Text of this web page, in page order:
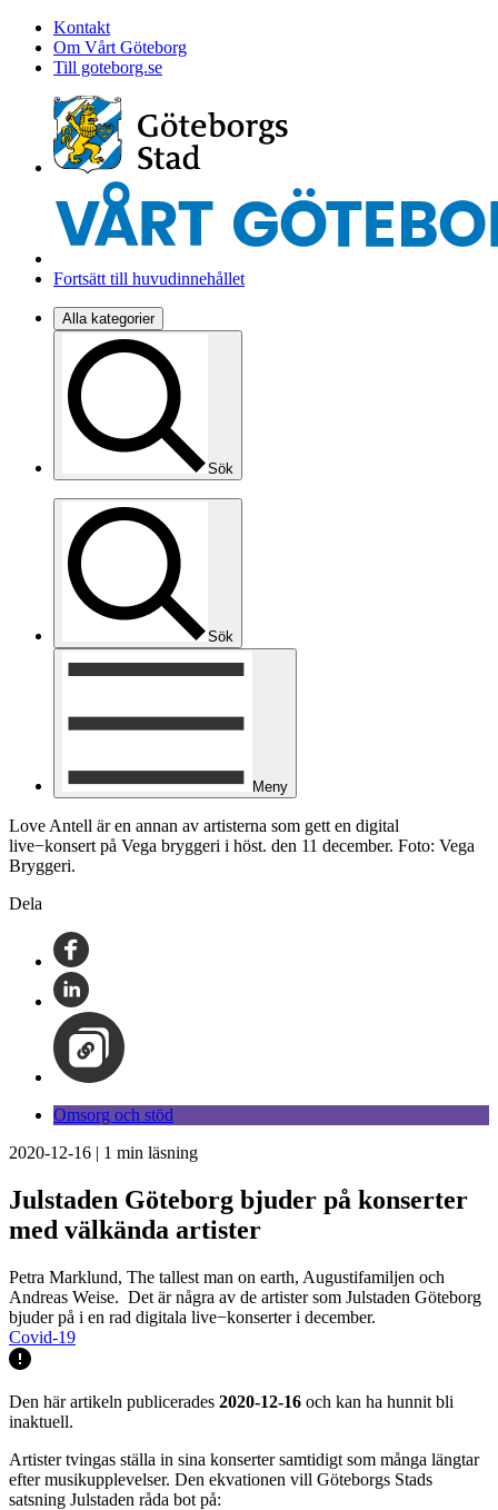
Kontakt
Om Vårt Göteborg
Till goteborg.se
Fortsätt till huvudinnehållet
Alla kategorier
Sök
Sök
Meny
Love Antell är en annan av artisterna som gett en digital
live−konsert på Vega bryggeri i höst. den 11 december. Foto: Vega
Bryggeri.
Dela
Omsorg och stöd
2020-12-16 | 1 min läsning
Julstaden Göteborg bjuder på konserter
med välkända artister
Petra Marklund, The tallest man on earth, Augustifamiljen och
Andreas Weise. Det är några av de artister som Julstaden Göteborg
bjuder på i en rad digitala live−konserter i december.
Covid-19
Den här artikeln publicerades 2020-12-16 och kan ha hunnit bli
inaktuell.
Artister tvingas ställa in sina konserter samtidigt som många längtar
efter musikupplevelser. Den ekvationen vill Göteborgs Stads
satsning Julstaden råda bot på: